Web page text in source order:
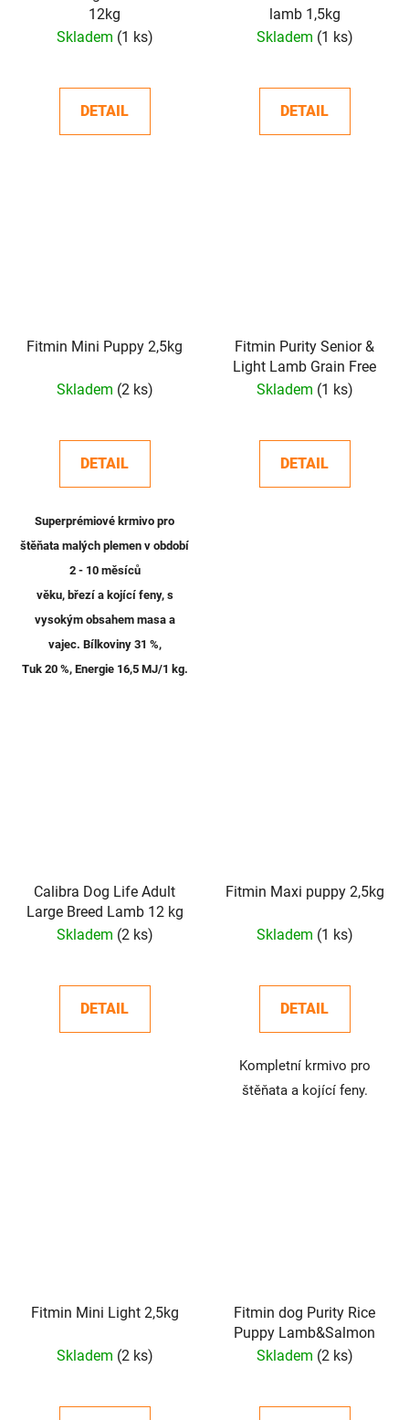
12kg
Skladem (1 ks)
DETAIL
lamb 1,5kg
Skladem (1 ks)
DETAIL
Fitmin Mini Puppy 2,5kg
Skladem (2 ks)
DETAIL
Superprémiové krmivo pro
štěňata malých plemen v období
2 - 10 měsíců
věku, březí a kojící feny, s
vysokým obsahem masa a
vajec. Bílkoviny 31 %,
Tuk 20 %, Energie 16,5 MJ/1 kg.
Fitmin Purity Senior &
Light Lamb Grain Free
Skladem (1 ks)
DETAIL
Calibra Dog Life Adult
Large Breed Lamb 12 kg
Skladem (2 ks)
DETAIL
Fitmin Maxi puppy 2,5kg
Skladem (1 ks)
DETAIL
Kompletní krmivo pro
štěňata a kojící feny.
Fitmin Mini Light 2,5kg
Skladem (2 ks)
Fitmin dog Purity Rice
Puppy Lamb&Salmon
Skladem (2 ks)